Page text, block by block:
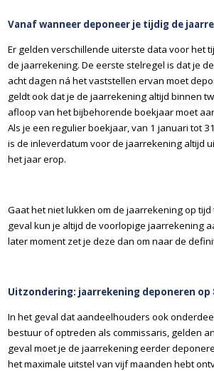
Vanaf wanneer deponeer je tijdig de
Er gelden verschillende uiterste data voor het
de jaarrekening. De eerste stelregel is dat je
acht dagen ná het vaststellen ervan moet
geldt ook dat je de jaarrekening altijd binnen
afloop van het bijbehorende boekjaar moet
Als je een regulier boekjaar, van 1 januari tot
is de inleverdatum voor de jaarrekening altijd
het jaar erop.
Gaat het niet lukken om de jaarrekening op
geval kun je altijd de voorlopige jaarrekening
later moment zet je deze dan om naar de
Uitzondering: jaarrekening deponeren op
In het geval dat aandeelhouders ook
bestuur of optreden als commissaris, gelden
geval moet je de jaarrekening eerder
het maximale uitstel van vijf maanden hebt